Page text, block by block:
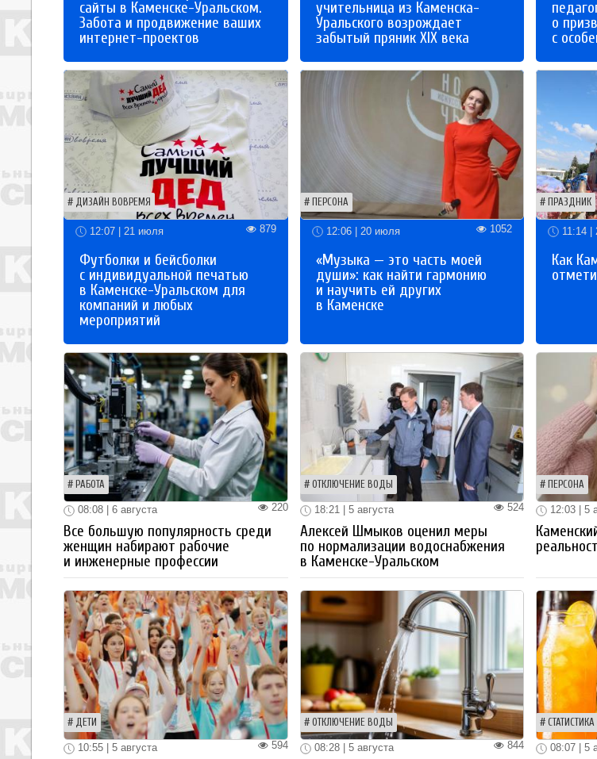
сайты в Каменске-Уральском.
Забота и продвижение ваших
интернет-проектов
учительница из Каменска-
Уральского возрождает
забытый пряник XIX века
о
с
ДИЗАЙН ВОВРЕМЯ
12:07 | 21 июля 879
Футболки и бейсболки
с индивидуальной печатью
в Каменске-Уральском для
компаний и любых
мероприятий
ПЕРСОНА
12:06 | 20 июля 1052
«Музыка — это часть моей
души»: как найти гармонию
и научить ей других
в Каменске
ПРАЗДНИК
11:14 |
Как
РАБОТА
220
08:08 | 6 августа
Все большую популярность среди
женщин набирают рабочие
и инженерные профессии
ОТКЛЮЧЕНИЕ ВОДЫ
524
18:21 | 5 августа
Алексей Шмыков оценил меры
по нормализации водоснабжения
в Каменске-Уральском
ПЕРСОНА
12:03 | 5
ДЕТИ
594
10:55 | 5 августа
ОТКЛЮЧЕНИЕ ВОДЫ
844
08:28 | 5 августа
СТАТИСТИКА
08:07 | 5